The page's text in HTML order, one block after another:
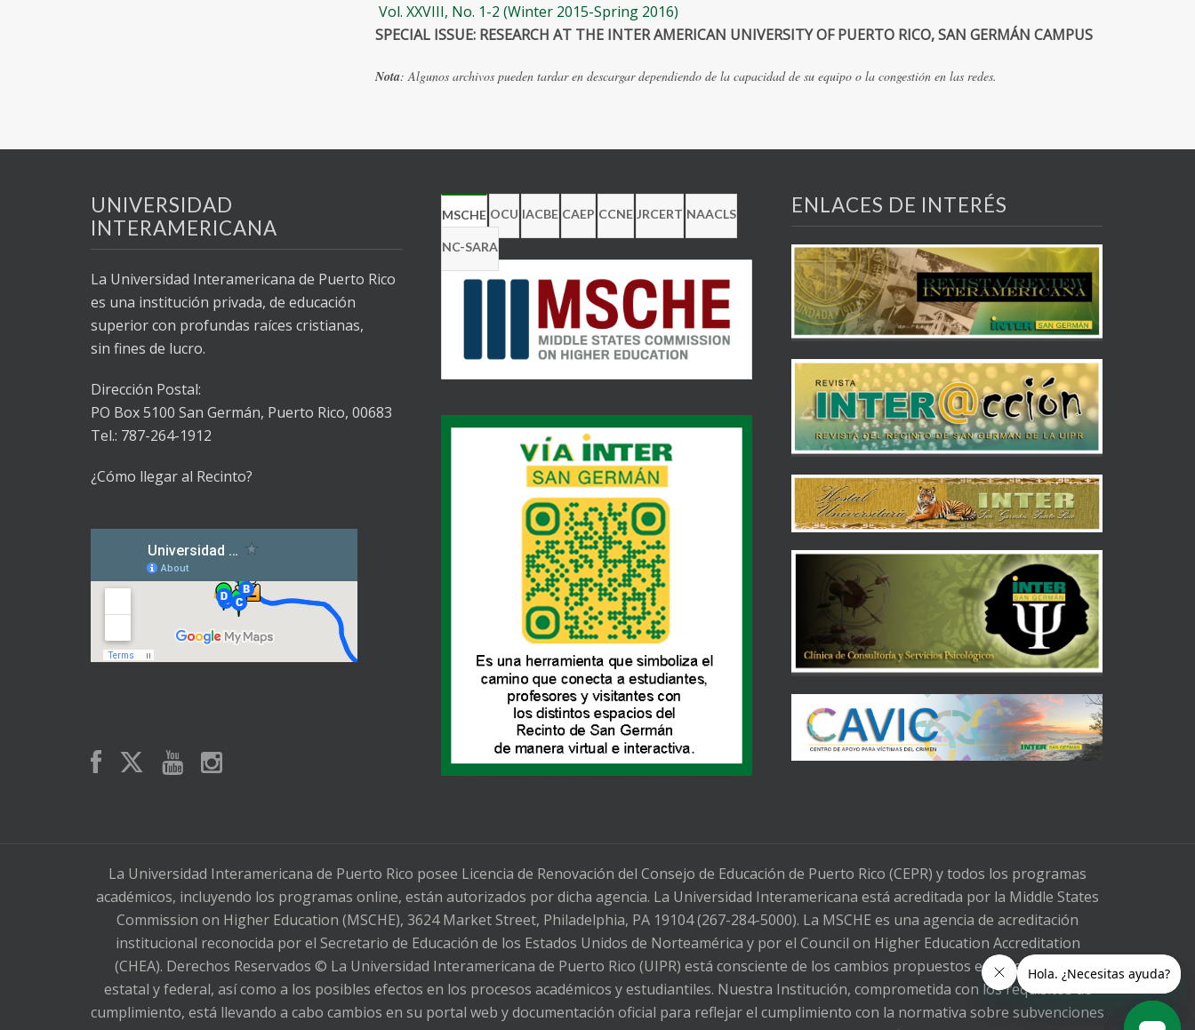
Vol. XXVIII, No. 1-2 (Winter 2015-Spring 2016)
SPECIAL ISSUE: RESEARCH AT THE INTER AMERICAN UNIVERSITY OF PUERTO RICO, SAN GERMÁN CAMPUS
Nota: Algunos archivos pueden tardar en descargar dependiendo de la capacidad de su equipo o la congestión en las redes.
UNIVERSIDAD
INTERAMERICANA
La Universidad Interamericana de Puerto Rico
es una institución privada, de educación
superior con profundas raíces cristianas,
sin fines de lucro.
Dirección Postal:
PO Box 5100 San Germán, Puerto Rico, 00683
Tel.: 787-264-1912
¿Cómo llegar al Recinto?
MSCHE OCU IACBE CAEP CCNE JRCERT NAACLS
NC-SARA
ENLACES DE INTERÉS
La Universidad Interamericana de Puerto Rico posee Licencia de Renovación del Consejo de Educación de Puerto Rico (CEPR) y todos los programas
académicos, incluyendo los programas online, están autorizados por dicha agencia. La Universidad Interamericana está acreditada por la Middle States
Commission on Higher Education (MSCHE), 3624 Market Street, Philadelphia, PA 19104 (267-284-5000). La MSCHE es una agencia de acreditación
institucional reconocida por el Secretario de Educación de los Estados Unidos de Norteamérica y por el Council on Higher Education Accreditation
(CHEA). Derechos Reservados © La Universidad Interamericana de Puerto Rico (UIPR) está consciente de los cambios propuestos en la legislación
estatal y federal, así como a los posibles efectos en los procesos académicos y estudiantiles. Nuestra Institución, comprometida con los requisitos de
cumplimiento, está llevando a cabo cambios en su portal web y documentación oficial para reflejar el cumplimiento con la normativa sobre subvenciones